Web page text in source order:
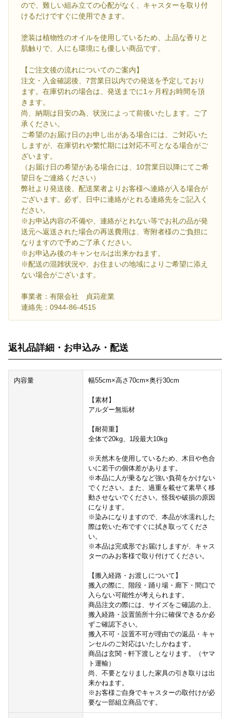
ので、難しい組み立ての心配がなく、キャスターを取り付
けるだけですぐに使用できます。
塗装は植物性のオイルを使用しているため、上品な香りと
肌触りで、人にも環境にも優しい商品です。
【ご注文後の流れについてのご案内】
注文・入金確認後、7営業日以内での発送を予定しており
ます。在庫切れの場合は、発送までに1ヶ月程お時間を頂
きます。
尚、納期は目安の為、状況によって前後いたします。ご了
承ください。
ご希望のお届け日のお申し出がある場合には、ご対応いた
しますが、在庫切れや繁忙期には対応不可となる場合がご
ざいます。
（お届け日の希望がある場合には、10営業日以降にてご希
望日をご連絡ください）
弊社より発送後、配送業者よりお客様へ連絡が入る場合が
ございます。必ず、日中に連絡がとれる連絡先をご記入く
ださい。
※お申込内容の不備や、連絡がとれない等でお礼の品が発
送元へ返送された場合の再送費用は、寄附者様のご負担に
なりますので予めご了承ください。
※お申込み後のキャンセルは出来かねます。
※配送の混雑状況や、お住まいの地域によりご希望に添え
ない場合がございます。
事業者：有限会社 貞苅産業
連絡先：0944-86-4515
返礼品詳細・お申込み・配送
内容量 幅55cm×高さ70cm×奥行30cm
【素材】
アルダー無垢材
【耐荷重】
全体で20kg、1段最大10kg
※天然木を使用しているため、木目や色合
いに若干の個体差があります。
※本品に人が乗るなど強い負荷をかけない
でください。また、過重を載せて素早く移
動させないでください。怪我や破損の原因
になります。
※染みになりますので、本品が水濡れした
際は乾いた布ですぐに拭き取ってくださ
い。
※本品は完成形でお届けしますが、キャス
ターのみお客様で取り付けてください。
【搬入経路・お渡しについて】
搬入の際に、階段・踊り場・廊下・間口で
入らない可能性が考えられます。
商品注文の際には、サイズをご確認の上、
搬入経路・設置箇所十分に確保できるか必
ずご確認下さい。
搬入不可・設置不可が理由での返品・キャ
ンセルのご対応はいたしかねます。
商品は玄関・軒下渡しとなります。（ヤマ
ト運輸）
尚、不要となりました家具の引き取りは出
来かねます。
※お客様ご自身でキャスターの取付けが必
要な一部組立商品です。